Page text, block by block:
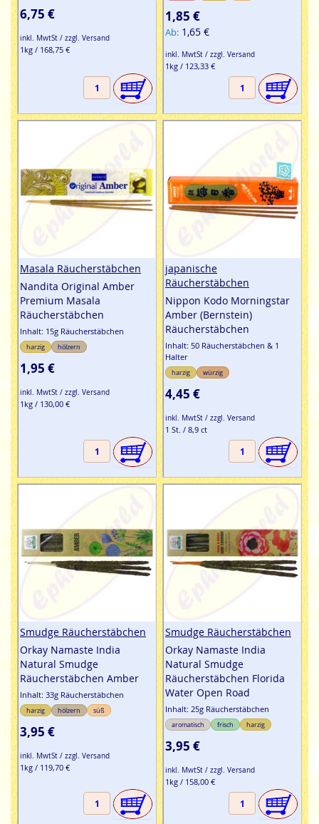
6,75 €
inkl. MwtSt / zzgl. Versand
1kg / 168,75 €
1,85 €
Ab 1,65 €
inkl. MwtSt / zzgl. Versand
1kg / 123,33 €
Masala Räucherstäbchen
Nandita Original Amber
Premium Masala
Räucherstäbchen
Inhalt: 15g Räucherstäbchen
harzig hölzern
1,95 €
inkl. MwtSt / zzgl. Versand
1kg / 130,00 €
japanische
Räucherstäbchen
Nippon Kodo Morningstar
Amber (Bernstein)
Räucherstäbchen
Inhalt: 50 Räucherstäbchen & 1
Halter
harzig würzig
4,45 €
inkl. MwtSt / zzgl. Versand
1 St. / 8,9 ct
Smudge Räucherstäbchen
Orkay Namaste India
Natural Smudge
Räucherstäbchen Amber
Inhalt: 33g Räucherstäbchen
harzig hölzern süß
3,95 €
inkl. MwtSt / zzgl. Versand
1kg / 119,70 €
Smudge Räucherstäbchen
Orkay Namaste India
Natural Smudge
Räucherstäbchen Florida
Water Open Road
Inhalt: 25g Räucherstäbchen
aromatisch frisch harzig
3,95 €
inkl. MwtSt / zzgl. Versand
1kg / 158,00 €